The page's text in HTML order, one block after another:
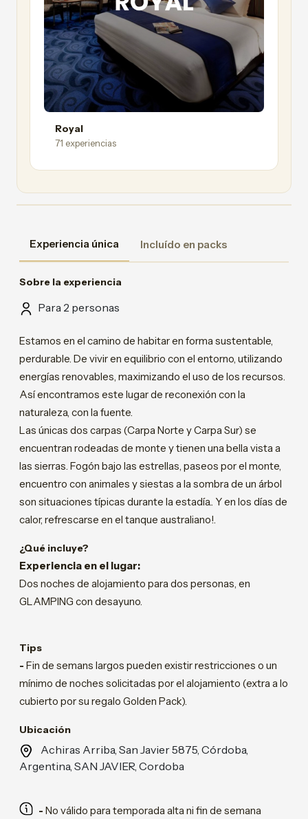
Royal
71 experiencias
Experiencia única Incluído en packs
Sobre la experiencia
Para 2 personas
Estamos en el camino de habitar en forma sustentable,
perdurable. De vivir en equilibrio con el entorno, utilizando
energías renovables, maximizando el uso de los recursos.
Así encontramos este lugar de reconexión con la
naturaleza, con la fuente.
Las únicas dos carpas (Carpa Norte y Carpa Sur) se
encuentran rodeadas de monte y tienen una bella vista a
las sierras. Fogón bajo las estrellas, paseos por el monte,
encuentro con animales y siestas a la sombra de un árbol
son situaciones típicas durante la estadía.. Y en los días de
calor, refrescarse en el tanque australiano!.
¿Qué incluye?
Experiencia en el lugar:
Dos noches de alojamiento para dos personas, en
GLAMPING con desayuno.
Tips
- Fin de semans largos pueden existir restricciones o un
mínimo de noches solicitadas por el alojamiento (extra a lo
cubierto por su regalo Golden Pack).
Ubicación
Achiras Arriba, San Javier 5875, Córdoba,
Argentina, SAN JAVIER, Cordoba
- No válido para temporada alta ni fin de semana